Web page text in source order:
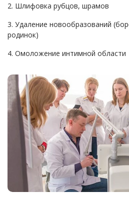
2. Шлифовка рубцов, шрамов
3. Удаление новообразований
родинок)
4. Омоложение интимной области